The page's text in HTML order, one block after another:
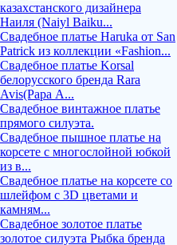
казахстанского дизайнера
Наиля (Naiyl Baiku...
Свадебное платье Haruka от San
Patrick из коллекции «Fashion...
Свадебное платье Korsal
белорусского бренда Rara
Avis(Рара А...
Свадебное винтажное платье
прямого силуэта.
Свадебное пышное платье на
корсете с многослойной юбкой
из в...
Свадебное платье на корсете со
шлейфом с 3D цветами и
камням...
Свадебное золотое платье
золотое силуэта Рыбка бренда